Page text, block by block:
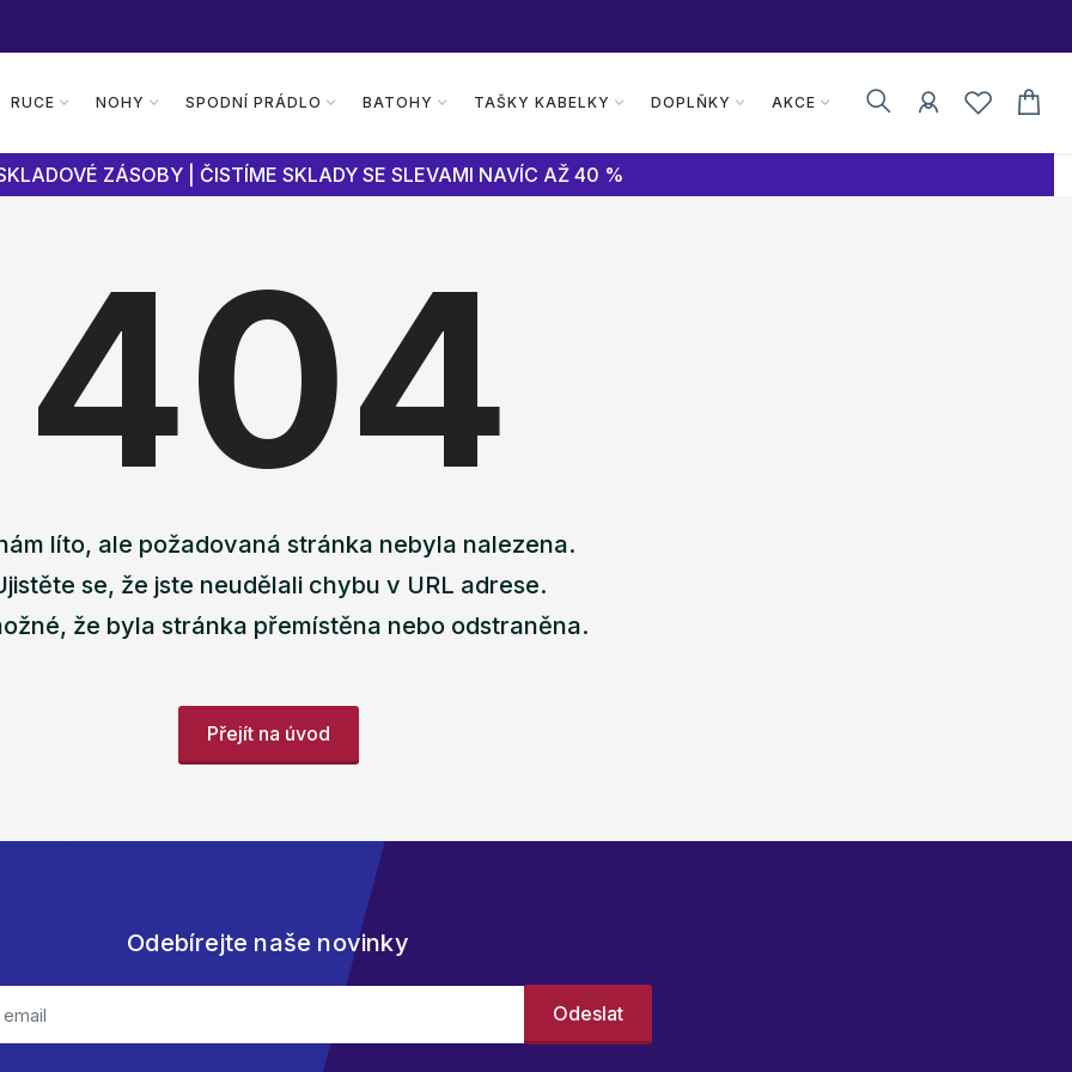
RUCE NOHY SPODNÍ PRÁDLO BATOHY TAŠKY KABELKY DOPLŇKY AKCE
ZÁSOBY | ČISTÍME SKLADY SE SLEVAMI NAVÍC AŽ 40 %
404
líto, ale požadovaná stránka nebyla nalezena.
se, že jste neudělali chybu v URL adrese.
že byla stránka přemístěna nebo odstraněna.
Přejít na úvod
Odebírejte naše novinky